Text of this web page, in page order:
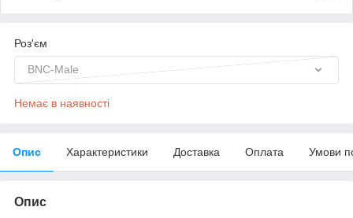
Роз'єм
BNC-Male
Немає в наявності
Опис Характеристики Доставка Оплата Умови
Опис